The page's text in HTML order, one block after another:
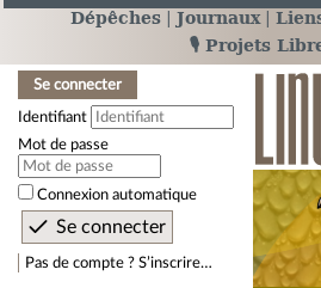
Dépêches Journaux
🎙️ Projets
Se connecter
Identifiant
Mot de passe
Connexion automatique
Pas de compte ? S’inscrire…